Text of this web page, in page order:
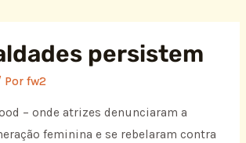
persistem
fw2
– onde atrizes denunciaram a
feminina e se rebelaram contra